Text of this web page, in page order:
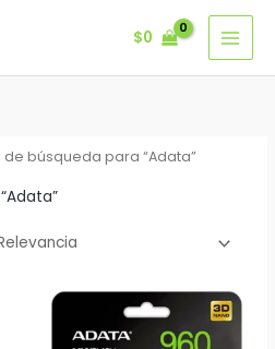
$0
de búsqueda para “Adata”